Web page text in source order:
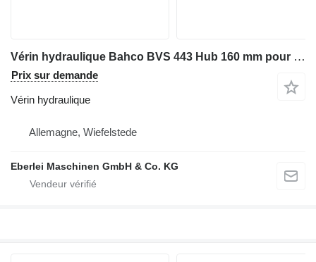
Vérin hydraulique Bahco BVS 443 Hub 160 mm pour matériel industriel
Prix sur demande
Vérin hydraulique
Allemagne, Wiefelstede
Eberlei Maschinen GmbH & Co. KG